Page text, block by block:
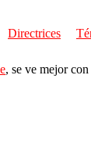
Directrices
, se ve mejor